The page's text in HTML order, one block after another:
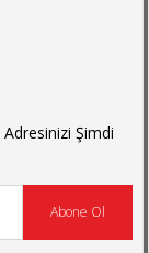
Şimdi
Abone Ol